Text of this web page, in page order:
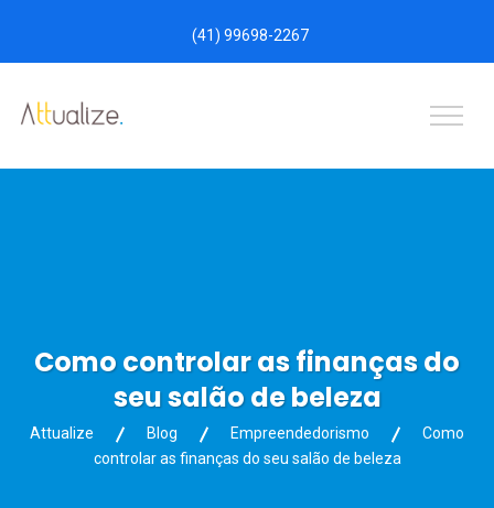
(41) 99698-2267
Como controlar as finanças do
seu salão de beleza
Attualize Blog Empreendedorismo
Como
controlar as finanças do seu salão de beleza